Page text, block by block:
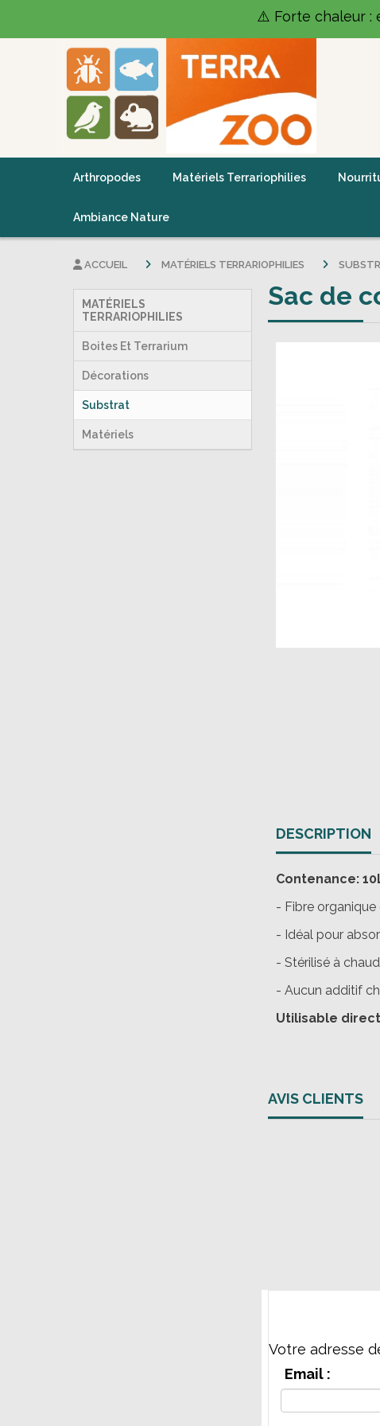
⚠️ Forte chaleur :
Arthropodes Matériels Terrariophilies
Ambiance Nature
MATÉRIELS
TERRARIOPHILIES
Boites Et Terrarium
Décorations
Substrat
Matériels
ACCUEIL MATÉRIELS TERRARIOPHILIES
Sac de
DESCRIPTION
Contenance:
- Fibre
- Idéal pour
- Stérilisé à
- Aucun additif
Utilisable
AVIS CLIENTS
Votre adresse
Email :